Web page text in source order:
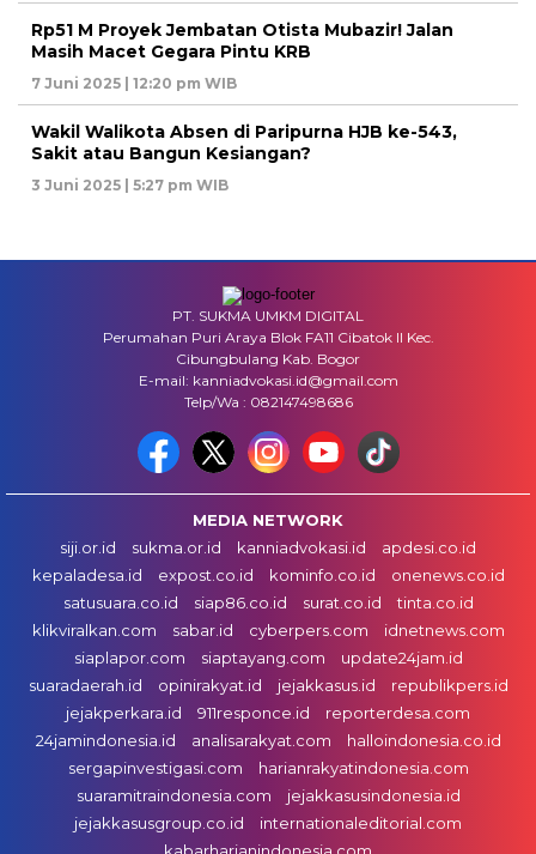
Rp51 M Proyek Jembatan Otista Mubazir! Jalan
Masih Macet Gegara Pintu KRB
7 Juni 2025 | 12:20 pm WIB
Wakil Walikota Absen di Paripurna HJB ke-543,
Sakit atau Bangun Kesiangan?
3 Juni 2025 | 5:27 pm WIB
PT. SUKMA UMKM DIGITAL
Perumahan Puri Araya Blok FA11 Cibatok II Kec.
Cibungbulang Kab. Bogor
E-mail: kanniadvokasi.id@gmail.com
Telp/Wa : 082147498686
MEDIA NETWORK
siji.or.id
sukma.or.id kanniadvokasi.id
apdesi.co.id
kepaladesa.id
expost.co.id kominfo.co.id
onenews.co.id
satusuara.co.id
siap86.co.id surat.co.id
tinta.co.id
klikviralkan.com
sabar.id cyberpers.com
idnetnews.com
siaplapor.com
siaptayang.com
update24jam.id
suaradaerah.id
opinirakyat.id jejakkasus.id
republikpers.id
jejakperkara.id
911responce.id
reporterdesa.com
24jamindonesia.id
analisarakyat.com
halloindonesia.co.id
sergapinvestigasi.com
harianrakyatindonesia.com
suaramitraindonesia.com
jejakkasusindonesia.id
jejakkasusgroup.co.id
internationaleditorial.com
kabarharianindonesia.com